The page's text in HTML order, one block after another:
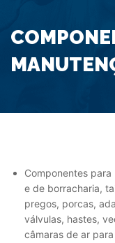
Componentes
e de borracharia,
pregos, porcas,
válvulas, hastes,
câmaras de ar